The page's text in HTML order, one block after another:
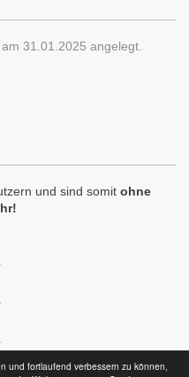
und fortlaufend verbessern zu können,
am 31.01.2025 angelegt.
und sind somit ohne